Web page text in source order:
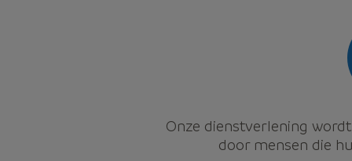
Onze dienstverlening
door mensen die